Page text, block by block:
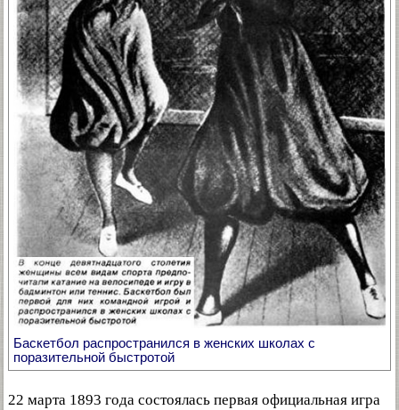
Баскетбол распространился в женских школах с
поразительной быстротой
22 марта 1893 года состоялась первая официальная игра